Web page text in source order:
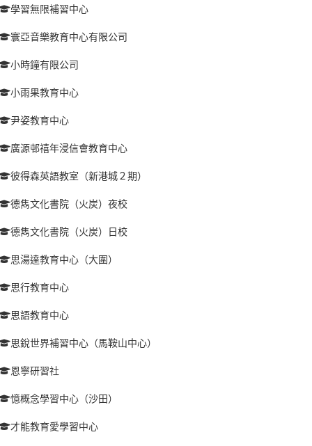
學習無限補習中心
寰亞音樂教育中心有限公司
小時鐘有限公司
小雨果教育中心
尹姿教育中心
廣源邨禧年浸信會教育中心
彼得森英語教室（新港城２期）
德雋文化書院（火炭）夜校
德雋文化書院（火炭）日校
思湯達教育中心（大圍）
思行教育中心
思語教育中心
思銳世界補習中心（馬鞍山中心）
恩寧研習社
憶概念學習中心（沙田）
才能教育愛學習中心